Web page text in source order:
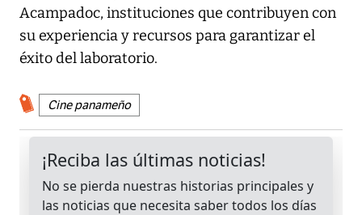
Acampadoc, instituciones que contribuyen con
su experiencia y recursos para garantizar el
éxito del laboratorio.
Cine panameño